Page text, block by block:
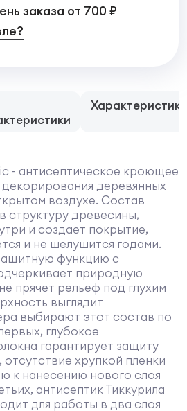
заказа от 700 ₽
Характеристики
- антисептическое кроющее
деревянных
воздухе. Состав
структуру древесины,
и создает покрытие,
и не шелушится годами.
функцию с
природную
прячет рельеф под глухим
выглядит
выбирают этот состав по
глубокое
гарантирует защиту
хрупкой пленки
к нанесению нового слоя
антисептик Тиккурила
для работы в два слоя